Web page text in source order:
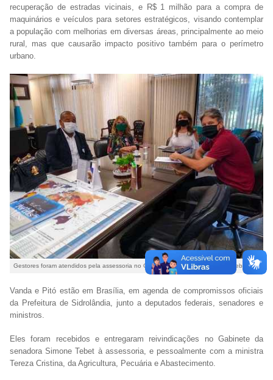
recuperação de estradas vicinais, e R$ 1 milhão para a compra de
maquinários e veículos para setores estratégicos, visando contemplar
a população com melhorias em diversas áreas, principalmente ao meio
rural, mas que causarão impacto positivo também para o perímetro
urbano.
Gestores foram atendidos pela assessoria no Gabinete da senadora Simone Tebet
Vanda e Pitó estão em Brasília, em agenda de compromissos oficiais
da Prefeitura de Sidrolândia, junto a deputados federais, senadores e
ministros.
Eles foram recebidos e entregaram reivindicações no Gabinete da
senadora Simone Tebet à assessoria, e pessoalmente com a ministra
Tereza Cristina, da Agricultura, Pecuária e Abastecimento.